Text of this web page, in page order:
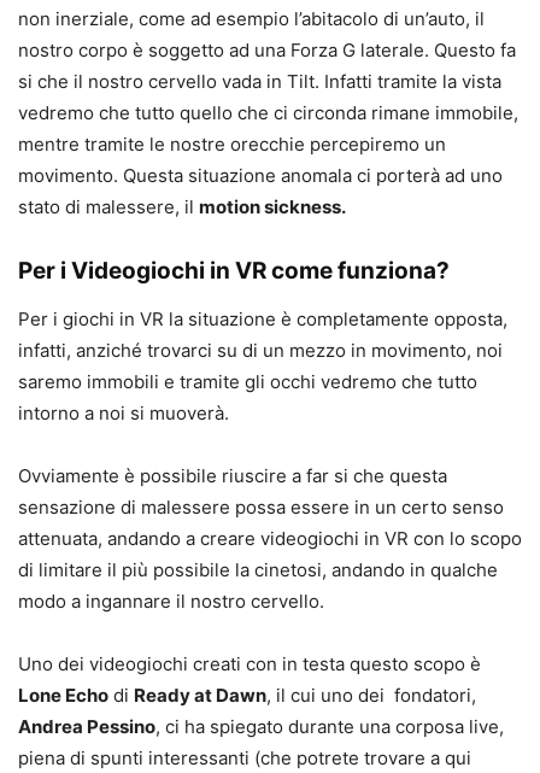
non inerziale, come ad esempio l’abitacolo di un’auto, il
nostro corpo è soggetto ad una Forza G laterale. Questo fa
si che il nostro cervello vada in Tilt. Infatti tramite la vista
vedremo che tutto quello che ci circonda rimane immobile,
mentre tramite le nostre orecchie percepiremo un
movimento. Questa situazione anomala ci porterà ad uno
stato di malessere, il motion sickness.
Per i Videogiochi in VR come funziona?
Per i giochi in VR la situazione è completamente opposta,
infatti, anziché trovarci su di un mezzo in movimento, noi
saremo immobili e tramite gli occhi vedremo che tutto
intorno a noi si muoverà.
Ovviamente è possibile riuscire a far si che questa
sensazione di malessere possa essere in un certo senso
attenuata, andando a creare videogiochi in VR con lo scopo
di limitare il più possibile la cinetosi, andando in qualche
modo a ingannare il nostro cervello.
Uno dei videogiochi creati con in testa questo scopo è
Lone Echo di Ready at Dawn, il cui uno dei fondatori,
Andrea Pessino, ci ha spiegato durante una corposa live,
piena di spunti interessanti (che potrete trovare a qui